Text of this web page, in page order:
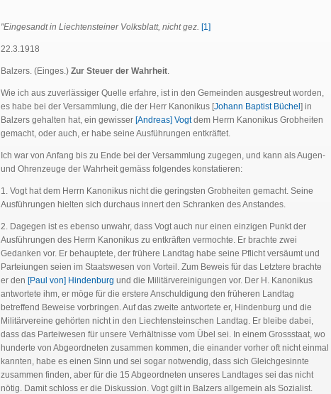
"Eingesandt in Liechtensteiner Volksblatt, nicht gez. [1]
22.3.1918
Balzers. (Einges.) Zur Steuer der Wahrheit.
Wie ich aus zuverlässiger Quelle erfahre, ist in den Gemeinden ausgestreut worden,
es habe bei der Versammlung, die der Herr Kanonikus [Johann Baptist Büchel ] in
Balzers gehalten hat, ein gewisser [Andreas] Vogtdem Herrn Kanonikus Grobheiten
gemacht, oder auch, er habe seine Ausführungen entkräftet.
Ich war von Anfang bis zu Ende bei der Versammlung zugegen, und kann als Augen-
und Ohrenzeuge der Wahrheit gemäss folgendes konstatieren:
1. Vogt hat dem Herrn Kanonikus nicht die geringsten Grobheiten gemacht. Seine
Ausführungen hielten sich durchaus innert den Schranken des Anstandes.
2. Dagegen ist es ebenso unwahr, dass Vogt auch nur einen einzigen Punkt der
Ausführungen des Herrn Kanonikus zu entkräften vermochte. Er brachte zwei
Gedanken vor. Er behauptete, der frühere Landtag habe seine Pflicht versäumt und
Parteiungen seien im Staatswesen von Vorteil. Zum Beweis für das Letztere brachte
er den [Paul von] Hindenburg und die Militärvereinigungen vor. Der H. Kanonikus
antwortete ihm, er möge für die erstere Anschuldigung den früheren Landtag
betreffend Beweise vorbringen. Auf das zweite antwortete er, Hindenburg und die
Militärvereine gehörten nicht in den Liechtensteinschen Landtag. Er bleibe dabei,
dass das Parteiwesen für unsere Verhältnisse vom Übel sei. In einem Grossstaat, wo
hunderte von Abgeordneten zusammen kommen, die einander vorher oft nicht einmal
kannten, habe es einen Sinn und sei sogar notwendig, dass sich Gleichgesinnte
zusammen finden, aber für die 15 Abgeordneten unseres Landtages sei das nicht
nötig. Damit schloss er die Diskussion. Vogt gilt in Balzers allgemein als Sozialist.